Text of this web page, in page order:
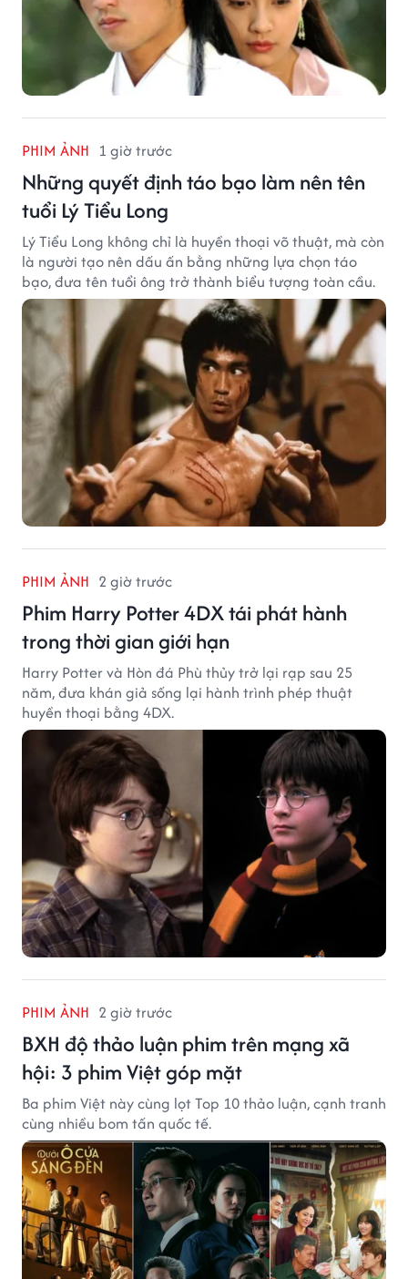
PHIM ẢNH 1 giờ trước
Những quyết định táo bạo làm nên tên
tuổi Lý Tiểu Long
Lý Tiểu Long không chỉ là huyền thoại võ thuật, mà còn
là người tạo nên dấu ấn bằng những lựa chọn táo
bạo, đưa tên tuổi ông trở thành biểu tượng toàn cầu.
PHIM ẢNH 2 giờ trước
Phim Harry Potter 4DX tái phát hành
trong thời gian giới hạn
Harry Potter và Hòn đá Phù thủy trở lại rạp sau 25
năm, đưa khán giả sống lại hành trình phép thuật
huyền thoại bằng 4DX.
PHIM ẢNH 2 giờ trước
BXH độ thảo luận phim trên mạng xã
hội: 3 phim Việt góp mặt
Ba phim Việt này cùng lọt Top 10 thảo luận, cạnh tranh
cùng nhiều bom tấn quốc tế.